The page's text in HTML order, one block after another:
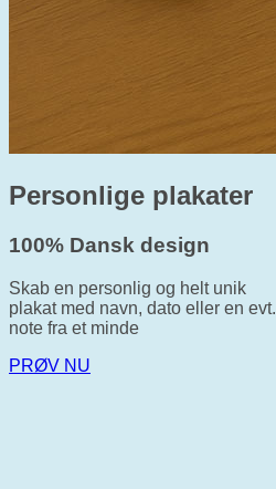
Personlige plakater
100% Dansk design
Skab en personlig og helt unik
plakat med navn, dato eller en evt.
note fra et minde
PRØV NU